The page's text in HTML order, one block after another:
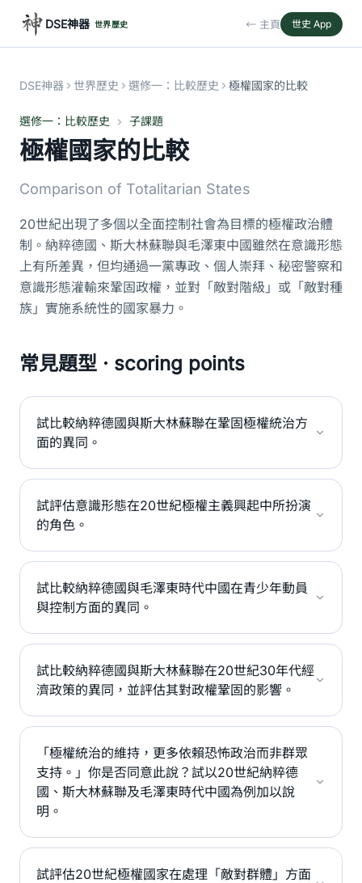
DSE神器 世界歷史 ← 主頁 世史 App
DSE神器 世界歷史 選修一：比較歷史 極權國家的比較
選修一：比較歷史 子課題
極權國家的比較
Comparison of Totalitarian States
20世紀出現了多個以全面控制社會為目標的極權政治體
制。納粹德國、斯大林蘇聯與毛澤東中國雖然在意識形態
上有所差異，但均通過一黨專政、個人崇拜、秘密警察和
意識形態灌輸來鞏固政權，並對「敵對階級」或「敵對種
族」實施系統性的國家暴力。
常見題型 · scoring points
試比較納粹德國與斯大林蘇聯在鞏固極權統治方
面的異同。
試評估意識形態在20世紀極權主義興起中所扮演
的角色。
試比較納粹德國與毛澤東時代中國在青少年動員
與控制方面的異同。
試比較納粹德國與斯大林蘇聯在20世紀30年代經
濟政策的異同，並評估其對政權鞏固的影響。
「極權統治的維持，更多依賴恐怖政治而非群眾
支持。」你是否同意此說？試以20世紀納粹德
國、斯大林蘇聯及毛澤東時代中國為例加以說
明。
試評估20世紀極權國家在處理「敵對群體」方面